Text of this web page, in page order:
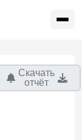
Скачать
отчёт